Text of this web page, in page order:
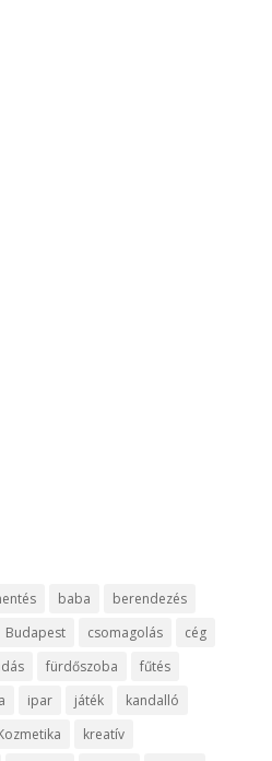
baba
berendezés
Budapest csomagolás
cég
fürdőszoba
fűtés
ipar játék
kandalló
kreatív